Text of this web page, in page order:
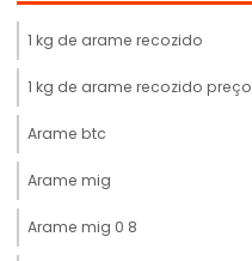
1 kg de arame recozido
1 kg de arame recozido preço
Arame btc
Arame mig
Arame mig 0 8